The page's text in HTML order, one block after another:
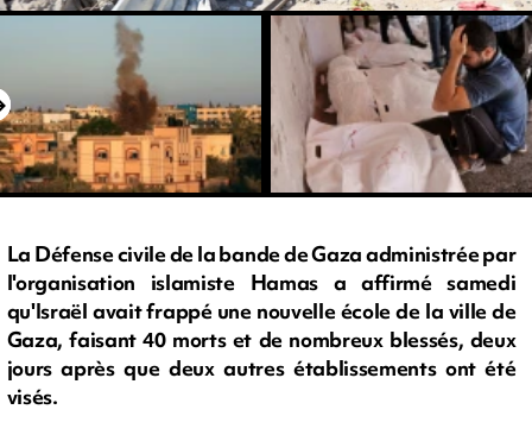
La Défense civile de la bande de Gaza administrée par
l'organisation islamiste Hamas a affirmé samedi
qu'Israël avait frappé une nouvelle école de la ville de
Gaza, faisant 40 morts et de nombreux blessés, deux
jours après que deux autres établissements ont été
visés.